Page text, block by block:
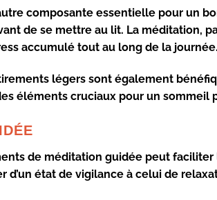
composante essentielle pour un
de se mettre au lit. La méditation,
accumulé tout au long de la journée.
légers sont également
éléments cruciaux pour un sommeil
de méditation guidée peut
d’un état de vigilance à celui de